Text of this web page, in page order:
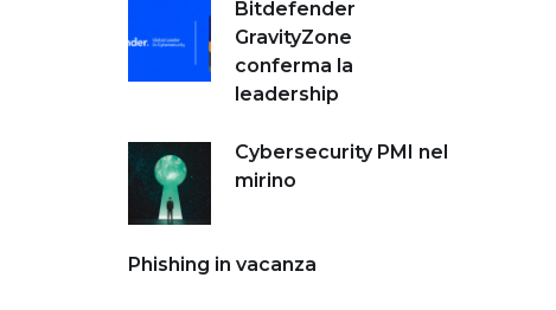
Bitdefender
GravityZone
conferma la
leadership
Cybersecurity PMI nel
mirino
Phishing in vacanza